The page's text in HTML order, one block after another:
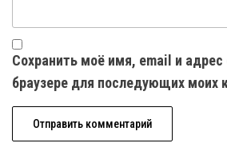
Сохранить моё имя, email и адрес
браузере для последующих моих